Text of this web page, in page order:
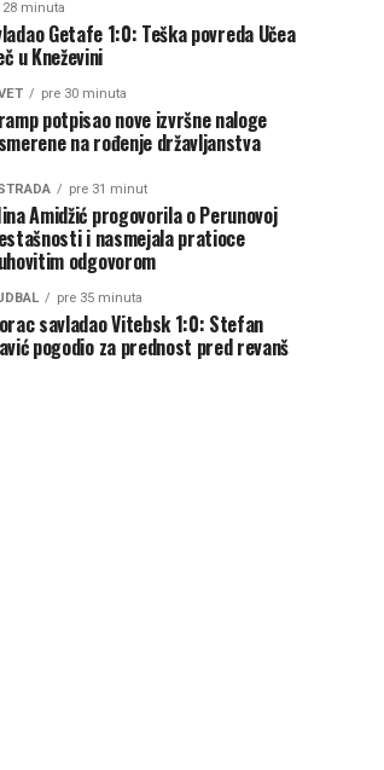
28 minuta
Getafe 1:0: Teška povreda Učea
u Kneževini
pre 30 minuta
potpisao nove izvršne naloge
na rođenje državljanstva
pre 31 minut
Amidžić progovorila o Perunovoj
i nasmejala pratioce
odgovorom
pre 35 minuta
savladao Vitebsk 1:0: Stefan
pogodio za prednost pred revanš